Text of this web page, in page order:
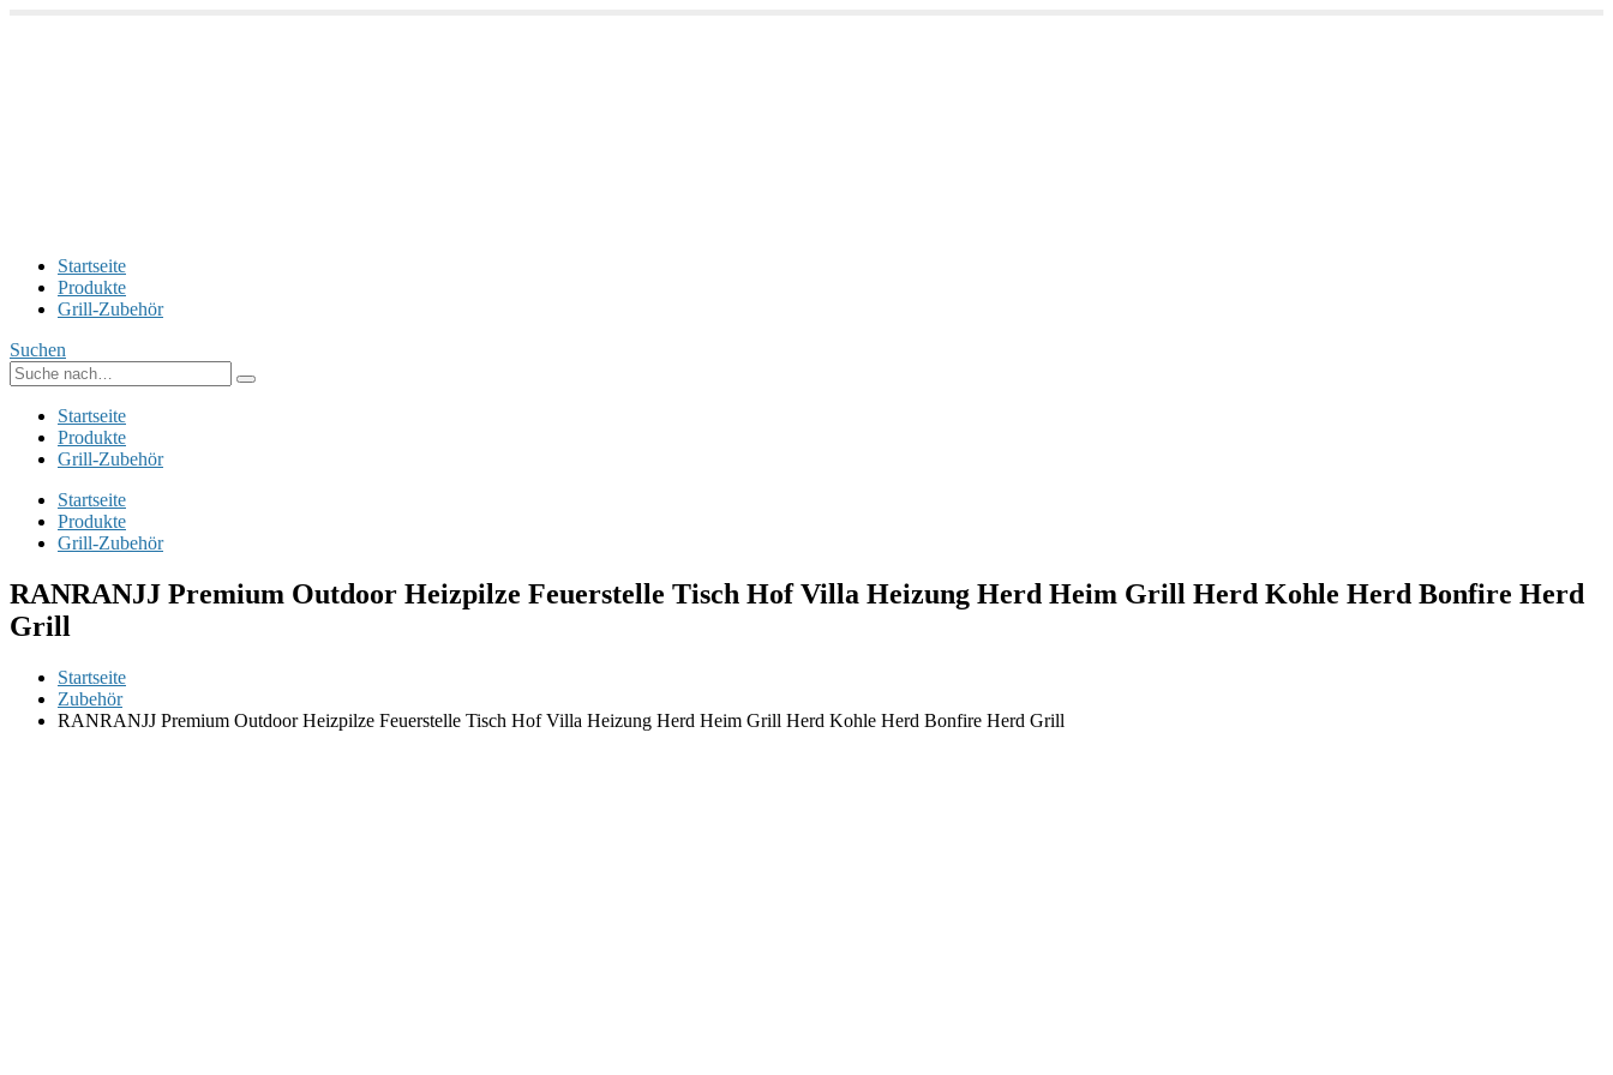
Startseite
Produkte
Grill-Zubehör
Suchen
Startseite
Produkte
Grill-Zubehör
Startseite
Produkte
Grill-Zubehör
RANRANJJ Premium Outdoor Heizpilze Feuerstelle Tisch Hof Villa Heizung Herd Heim Grill Herd Kohle Herd Bonfire Herd
Grill
Startseite
Zubehör
RANRANJJ Premium Outdoor Heizpilze Feuerstelle Tisch Hof Villa Heizung Herd Heim Grill Herd Kohle Herd Bonfire Herd Grill